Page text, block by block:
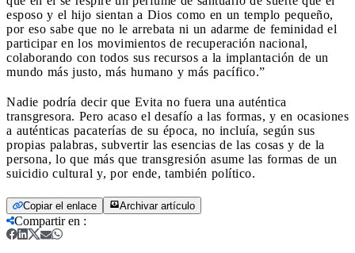
esposo y el hijo sientan a Dios como en un templo pequeño,
por eso sabe que no le arrebata ni un adarme de feminidad el
participar en los movimientos de recuperación nacional,
colaborando con todos sus recursos a la implantación de un
mundo más justo, más humano y más pacífico.”
Nadie podría decir que Evita no fuera una auténtica
transgresora. Pero acaso el desafío a las formas, y en ocasiones
a auténticas pacaterías de su época, no incluía, según sus
propias palabras, subvertir las esencias de las cosas y de la
persona, lo que más que transgresión asume las formas de un
suicidio cultural y, por ende, también político.
Copiar el enlace Archivar artículo
Compartir en :